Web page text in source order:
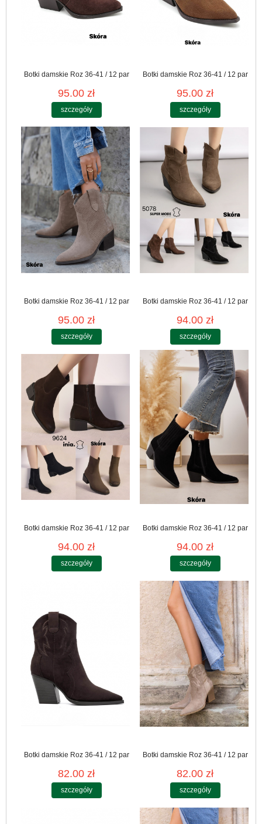
Botki damskie Roz 36-41 / 12 par
95.00 zł
szczegóły
Botki damskie Roz 36-41 / 12 par
95.00 zł
szczegóły
Botki damskie Roz 36-41 / 12 par
95.00 zł
szczegóły
Botki damskie Roz 36-41 / 12 par
94.00 zł
szczegóły
Botki damskie Roz 36-41 / 12 par
94.00 zł
szczegóły
Botki damskie Roz 36-41 / 12 par
94.00 zł
szczegóły
Botki damskie Roz 36-41 / 12 par
82.00 zł
szczegóły
Botki damskie Roz 36-41 / 12 par
82.00 zł
szczegóły